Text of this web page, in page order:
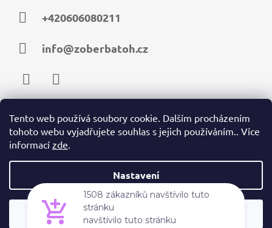
Tento web používá soubory cookie. Dalším procházením
tohoto webu vyjadřujete souhlas s jejich používáním.. Více
informací zde.
Nastavení
Souhlasím
+420606080211
info@zoberbatoh.cz
FacebookInstagram
PŘIJÍMÁME ONLINE PLATBY
© 2026 zoberbatoh.cz. Všechna práva vyhrazena.